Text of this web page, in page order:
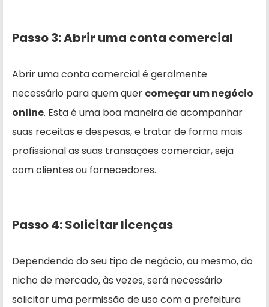
Passo 3: Abrir uma conta comercial
Abrir uma conta comercial é geralmente
necessário para quem quer começar um negócio
online. Esta é uma boa maneira de acompanhar
suas receitas e despesas, e tratar de forma mais
profissional as suas transações comerciar, seja
com clientes ou fornecedores.
Passo 4: Solicitar licenças
Dependendo do seu tipo de negócio, ou mesmo, do
nicho de mercado, às vezes, será necessário
solicitar uma permissão de uso com a prefeitura